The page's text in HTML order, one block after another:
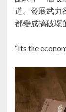
道。發展武力
都變成搞破壞
“Its the